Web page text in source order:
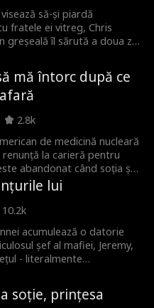
să-și piardă
fratele ei vitreg, Chris
greșeală îl sărută a doua zi,
Chris, Natalie, și restul
Totuși, Chris devine brusc
apărând-o pe Jenny la
mă întorc după ce
2.8k
de medicină nucleară
renunță la carieră pentru
abandonat când soția și
pe rivalul său în
După ce suferă din cauza
decide să plece la
semnul de naștere
al fiicei sale, ca lucrare de
să știe că Charlie își
cu Charlie la reuniune și,
distrug tot ce a lăsat
lui
10.2k
acumulează o datorie
șef al mafiei, Jeremy,
- literalmente
partea temutului lord al
ceva neașteptat:
soție, prințesa